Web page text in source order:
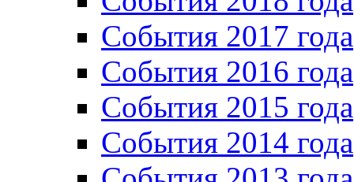
События 2017 года
События 2016 года
События 2015 года
События 2014 года